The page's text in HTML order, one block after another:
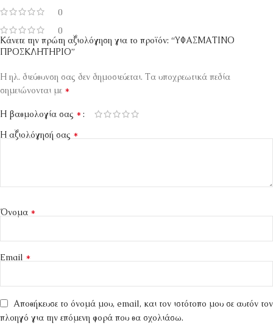
0
0
Κάνετε την πρώτη αξιολόγηση για το προϊόν: “ΥΦΑΣΜΑΤΙΝΟ
ΠΡΟΣΚΛΗΤΗΡΙΟ”
Η ηλ. διεύθυνση σας δεν δημοσιεύεται. Τα υποχρεωτικά πεδία
σημειώνονται με *
Η βαθμολογία σας *
Η αξιολόγησή σας *
Όνομα *
Email *
Αποθήκευσε το όνομά μου, email, και τον ιστότοπο μου σε αυτόν τον
πλοηγό για την επόμενη φορά που θα σχολιάσω.